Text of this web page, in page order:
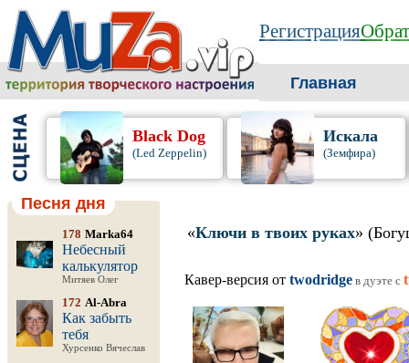
Регистрация
Главная
Black Dog
(Led Zeppelin)
Искала
(Земфира)
Песня дня
178 Marka64
Небесный
калькулятор
Митяев Олег
172 Al-Abra
Как забыть
тебя
Хурсенко Вячеслав
«Ключи в твоих руках»
Кавер-версия от twodridge в дуэте c